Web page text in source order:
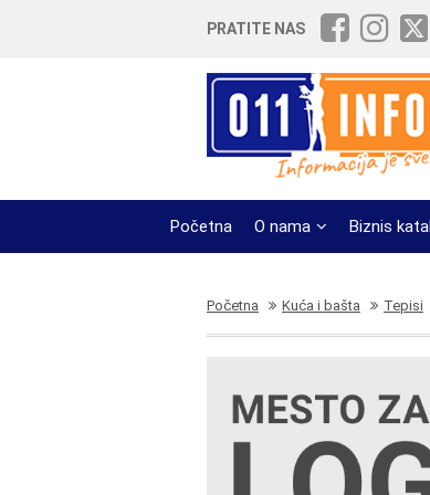
PRATITE NAS
Početna O nama Biznis
Početna Kuća i bašta Tepisi